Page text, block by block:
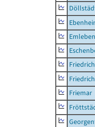
Emleben
Friemar